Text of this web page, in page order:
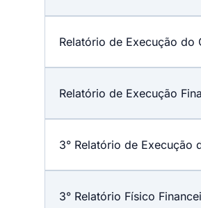
Relatório de Execução do
Relatório de Execução
3° Relatório de Execução
3° Relatório Físico